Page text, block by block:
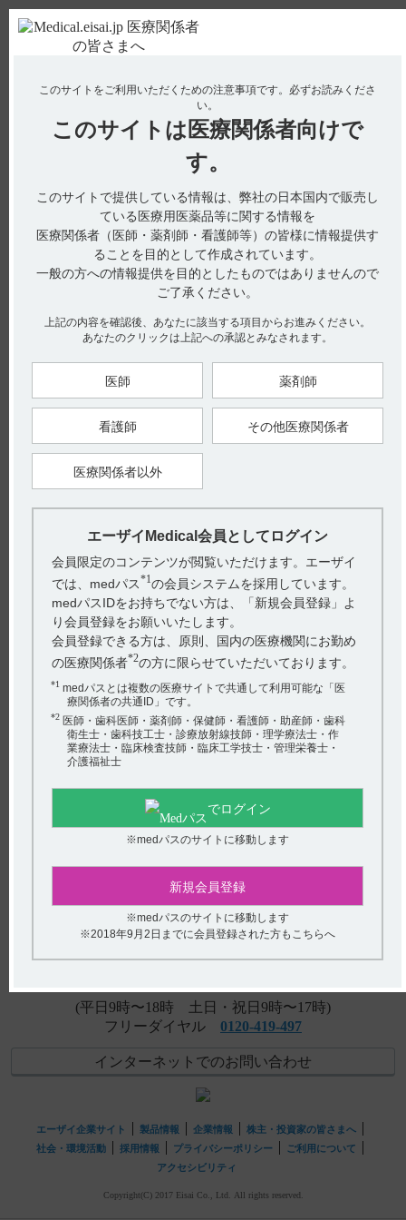
使用期限検索 Drug Information
No : 3311
【レンビマ・肝細胞癌】 局所療法後はいつから
レンビマ投与が可能ですか？
局所療法後のレンビマ開始のタイミングについて明確なエビデ
ンスを持ち合わせておりません。
ご参考として第III相臨床試験の情報を以下にご紹介します。
（引用1）
切除不能な肝細胞癌に対する国際共同第III相試験（304試験,
REFLECT）において、レンビマ投与群では478例中327例に肝
細胞癌に対する前治療が実施されていました。
何らかの抗癌治療（外科手術、経皮的エタノール注入療法、ラ
ジオ波焼灼療法、肝動脈[化学]塞栓療法、肝動注化学療法、生
物学的製剤による治療、免疫療法、ホルモン療法、放射線療法
を含む）を受けた患者は除外されていました。
【引用】
1）【肝細胞癌】適正にご使用いただくためのガイドブック
IV.Q&A Q10 p78（LEN1087ESG）
戻る
関連するQ&A
【ケアラム】 副作用について教えてください。
【デタントール】 効能又は効果について教えてくださ
い。
【ルネスタ】 高齢者は何歳以上ですか。
【レンビマ】 他の抗悪性腫瘍剤の併用はできますか？
【レンビマ・肝細胞癌】 胃食道静脈瘤がある患者に投与
(選択してください)
送信する
このサイトをご利用いただくための注意事項です。 必ずお読みくださ
い。
このサイトは 医療関係者向けで
す。
このサイトで提供している情報は、弊社の日本国内で販売し
ている医療用医薬品等に関する情報を
医療関係者（医師・薬剤師・看護師等）の皆様に情報提供す
ることを目的として作成されています。
一般の方への情報提供を目的としたものではありませんので
ご了承ください。
上記の内容を確認後、あなたに該当する項目からお進みください。
あなたのクリックは上記への承認とみなされます。
医師 薬剤師
看護師 その他医療関係者
医療関係者以外
エーザイMedical会員としてログイン
会員限定のコンテンツが閲覧いただけます。エーザイ
では、medパス*1の会員システムを採用しています。
medパスIDをお持ちでない方は、「新規会員登録」よ
り会員登録をお願いいたします。
会員登録できる方は、原則、国内の医療機関にお勤め
の医療関係者*2の方に限らせていただいております。
*1 medパスとは複数の医療サイトで共通して利用可能な「医
療関係者の共通ID」です。
*2 医師・歯科医師・薬剤師・保健師・看護師・助産師・歯科
衛生士・歯科技工士・診療放射線技師・理学療法士・作
業療法士・臨床検査技師・臨床工学技士・管理栄養士・
介護福祉士
でログイン
※medパスのサイトに移動します
新規会員登録
※medパスのサイトに移動します
※2018年9月2日までに会員登録された方もこちらへ
(平日9時〜18時 土日・祝日9時〜17時)
フリーダイヤル 0120-419-497
インターネットでのお問い合わせ
エーザイ企業サイト 製品情報 企業情報
株主・投資家の皆さまへ
社会・環境活動
採用情報 プライバシーポリシー
ご利用について
アクセシビリティ
Copyright(C) 2017 Eisai Co., Ltd. All rights reserved.